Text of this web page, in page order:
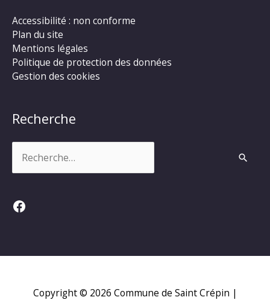
Accessibilité : non conforme
Plan du site
Mentions légales
Politique de protection des données
Gestion des cookies
Recherche
Facebook
Copyright © 2026 Commune de Saint Crépin |